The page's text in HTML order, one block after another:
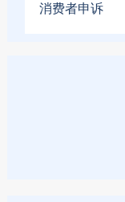
消费者申诉